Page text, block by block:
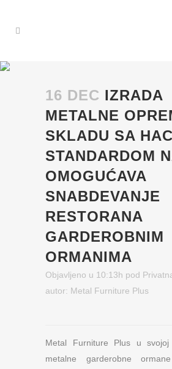
16 DEC IZRADA
METALNE
SKLADU SA
STANDARDOM
OMOGUĆAVA
SNABDEVANJE
RESTORANA
GARDEROBNIM
ORMANIMA
Objavljeno u 10:13h pod
autor: Metal Furniture Plus
Metal Furniture Plus u
metalne garderobne